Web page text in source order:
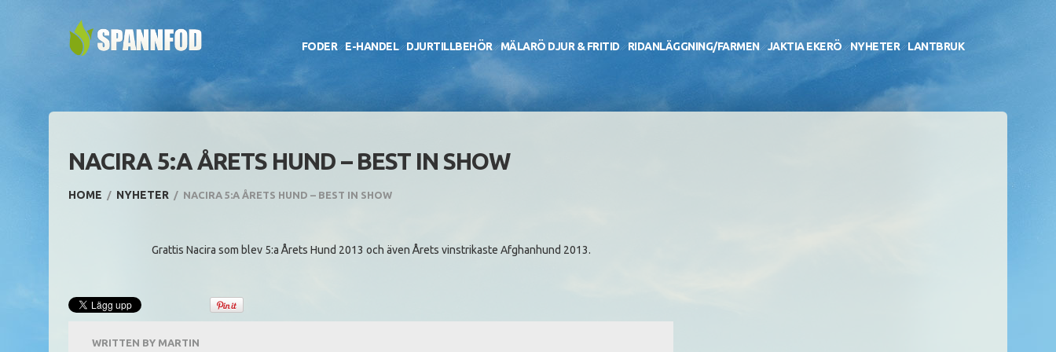
FODER E-HANDEL DJURTILLBEHÖR MÄLARÖ DJUR & FRITID RIDANLÄGGNING/FARMEN JAKTIA EKERÖ NYHETER LANTBRUK
NACIRA 5:A ÅRETS HUND – BEST IN SHOW
HOME NYHETER NACIRA 5:A ÅRETS HUND – BEST IN SHOW
Grattis Nacira som blev 5:a Årets Hund 2013 och även Årets vinstrikaste Afghanhund 2013.
WRITTEN BY MARTIN